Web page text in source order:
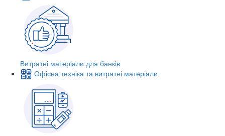
Витратні матеріали для банків
Офісна техніка та витратні матеріали